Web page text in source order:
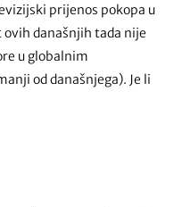
prijenos pokopa u
današnjih tada nije
u globalnim
od današnjega). Je li